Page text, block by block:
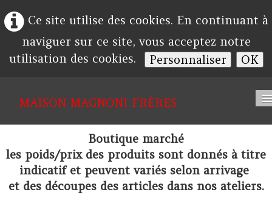
Ce site utilise des cookies. En continuant à
naviguer sur ce site, vous acceptez notre
utilisation des cookies.
Personnaliser OK
MAISON MAGNONI FRÈRES
Société
Album
Boutique marché
les poids/prix des produits sont donnés à titre
indicatif et peuvent variés selon arrivage
et des découpes des articles dans nos ateliers.